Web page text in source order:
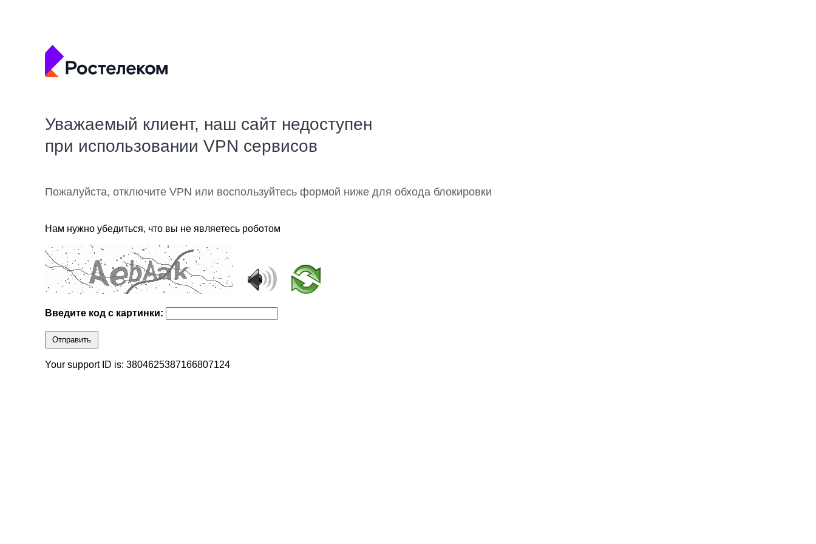
Уважаемый клиент, наш сайт недоступен
при использовании VPN сервисов
Пожалуйста, отключите VPN или воспользуйтесь формой ниже для обхода блокировки
Нам нужно убедиться, что вы не являетесь роботом
Введите код с картинки:
Отправить
Your support ID is: 3804625387166807124